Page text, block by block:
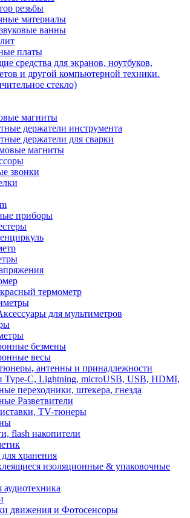
резьбы
материалы
ванны
платы
средства для экранов, ноутбуков,
и другой компьютерной техники.
стекло)
магниты
держатели инструмента
держатели для сварки
магниты
звонки
приборы
термометр
для мультиметров
безмены
весы
антенны и принадлежности
Type-C, Lightning, microUSB, USB, HDMI,
переходники, штекера, гнезда
Разветвители
TV-тюнеры
flash накопители
хранения
изоляционные & упаковочные
движения и Фотосенсоры